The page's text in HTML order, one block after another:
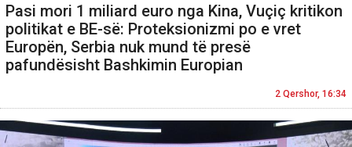
Pasi mori 1 miliard euro nga Kina, Vuçiç kritikon
politikat e BE-së: Proteksionizmi po e vret
Europën, Serbia nuk mund të presë
pafundësisht Bashkimin Europian
2 Qershor, 16:34